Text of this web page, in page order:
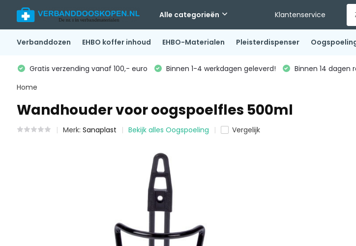
Alle categorieën Klantenservice
Verbanddozen EHBO koffer inhoud EHBO-Materialen Pleisterdispenser
Gratis verzending vanaf 100,- euro Binnen 1-4 werkdagen geleverd!
Binnen 14 dagen
Home
Wandhouder voor oogspoelfles 500ml
Merk: Sanaplast Bekijk alles Oogspoeling Vergelijk